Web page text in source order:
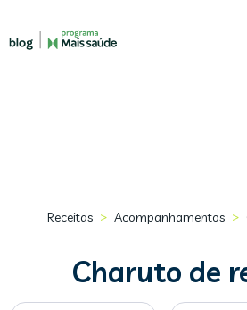
Receitas > Acompanhamentos >
Charuto de